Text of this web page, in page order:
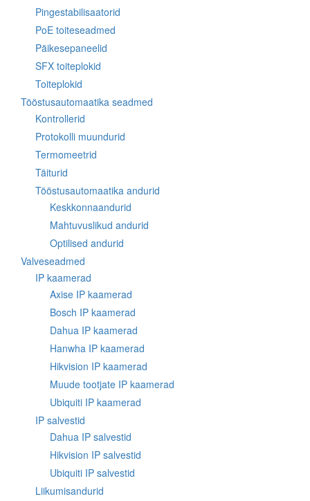
Pingestabilisaatorid
PoE toiteseadmed
Päikesepaneelid
SFX toiteplokid
Toiteplokid
Tööstusautomaatika seadmed
Kontrollerid
Protokolli muundurid
Termomeetrid
Täiturid
Tööstusautomaatika andurid
Keskkonnaandurid
Mahtuvuslikud andurid
Optilised andurid
Valveseadmed
IP kaamerad
Axise IP kaamerad
Bosch IP kaamerad
Dahua IP kaamerad
Hanwha IP kaamerad
Hikvision IP kaamerad
Muude tootjate IP kaamerad
Ubiquiti IP kaamerad
IP salvestid
Dahua IP salvestid
Hikvision IP salvestid
Ubiquiti IP salvestid
Liikumisandurid